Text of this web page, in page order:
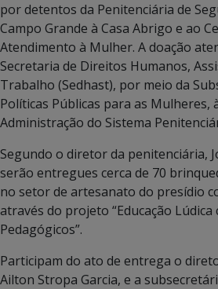
por detentos da Penitenciária de
Campo Grande à Casa Abrigo e ao
Atendimento à Mulher. A doação
Secretaria de Direitos Humanos,
Trabalho (Sedhast), por meio da
Políticas Públicas para as Mulheres,
Administração do Sistema
Segundo o diretor da penitenciária,
serão entregues cerca de 70
no setor de artesanato do presídio
através do projeto “Educação
Pedagógicos”.
Participam do ato de entrega o
Ailton Stropa Garcia, e a